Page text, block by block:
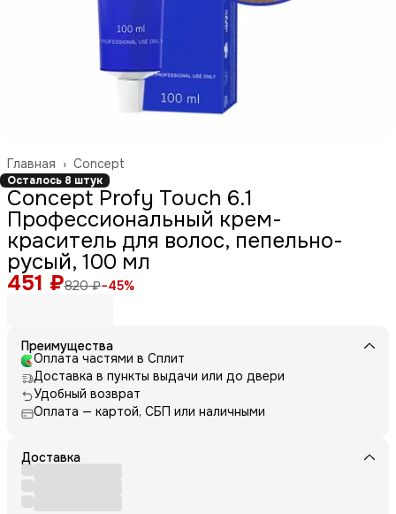
Concept
Главная ›
Осталось 8 штук
Concept Profy Touch 6.1
Профессиональный крем-
краситель для волос, пепельно-
русый, 100 мл
451 ₽820 ₽−45%
Преимущества
Оплата частями в Сплит
Доставка в пункты выдачи или до двери
Удобный возврат
Оплата — картой, СБП или наличными
Доставка